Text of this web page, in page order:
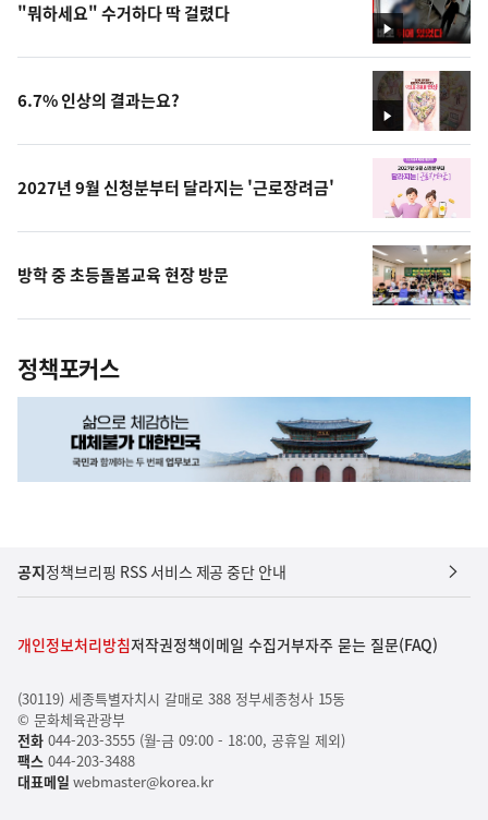
영
상
"뭐하세요" 수거하다 딱 걸렸다
영
상
6.7% 인상의 결과는요?
2027년 9월 신청분부터 달라지는 '근로장려금'
방학 중 초등돌봄교육 현장 방문
정책포커스
공지정책브리핑 RSS 서비스 제공 중단 안내
개인정보처리방침저작권정책이메일 수집거부자주 묻는 질문(FAQ)
(30119) 세종특별자치시 갈매로 388 정부세종청사 15동
© 문화체육관광부
전화044-203-3555 (월-금 09:00 - 18:00, 공휴일 제외)
팩스044-203-3488
대표메일 webmaster@korea.kr